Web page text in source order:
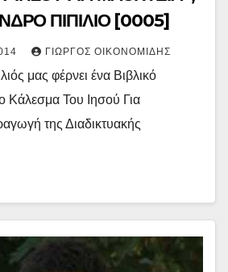
ΠΙΠΙΛΙΟ [0005]
ΓΙΏΡΓΟΣ ΟΙΚΟΝΟΜΊΔΗΣ
μας φέρνει ένα Βιβλικό
Κάλεσμα Του Ιησού Για
της Διαδικτυακής